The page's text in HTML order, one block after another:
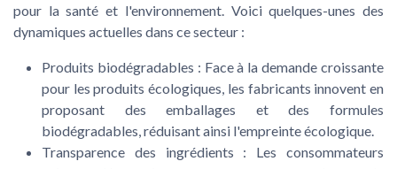
pour la santé et l'environnement. Voici quelques-unes des
dynamiques actuelles dans ce secteur :
Produits biodégradables : Face à la demande croissante
pour les produits écologiques, les fabricants innovent en
proposant des emballages et des formules
biodégradables, réduisant ainsi l'empreinte écologique.
Transparence des ingrédients : Les consommateurs